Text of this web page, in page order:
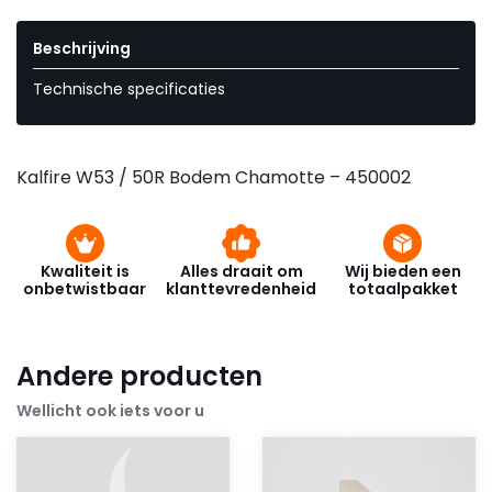
Beschrijving
Technische specificaties
Kalfire W53 / 50R Bodem Chamotte – 450002
Kwaliteit is
onbetwistbaar
Alles draait om
klanttevredenheid
Wij bieden een
totaalpakket
Andere producten
Wellicht ook iets voor u